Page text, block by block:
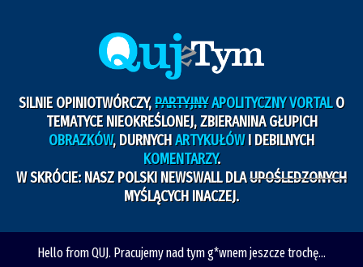
SILNIE OPINIOTWÓRCZY,PARTYJNYAPOLITYCZNY VORTALO
TEMATYCE NIEOKREŚLONEJ, ZBIERANINA GŁUPICH
OBRAZKÓW, DURNYCHARTYKUŁÓWI DEBILNYCH
KOMENTARZY.
W SKRÓCIE: NASZ POLSKI NEWSWALL DLAUPOŚLEDZONYCH
MYŚLĄCYCH INACZEJ.
Hello from QUJ. Pracujemy nad tym g*wnem jeszcze trochę...